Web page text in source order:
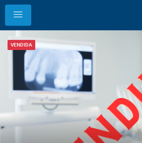
VENDIDA